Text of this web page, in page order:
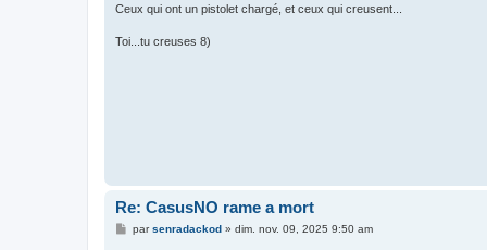
Ceux qui ont un pistolet chargé, et ceux qui creusent...
Toi...tu creuses 8)
Re: CasusNO rame a mort
Mparsenradackod» dim. nov. 09, 2025 9:50 am